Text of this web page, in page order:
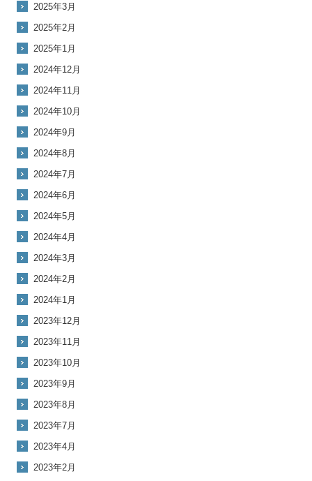
2025年3月
2025年2月
2025年1月
2024年12月
2024年11月
2024年10月
2024年9月
2024年8月
2024年7月
2024年6月
2024年5月
2024年4月
2024年3月
2024年2月
2024年1月
2023年12月
2023年11月
2023年10月
2023年9月
2023年8月
2023年7月
2023年4月
2023年2月